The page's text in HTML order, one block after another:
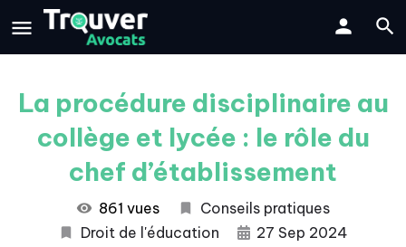
La procédure disciplinaire au
collège et lycée : le rôle du
chef d’établissement
861 vues
Conseils pratiques
Droit de l'éducation
27 Sep 2024